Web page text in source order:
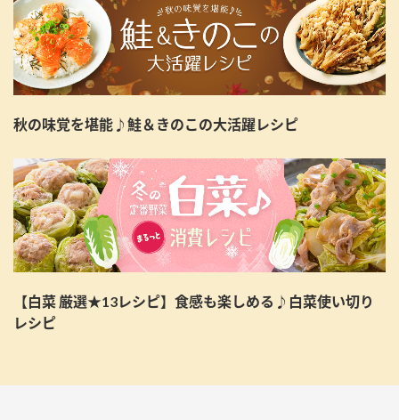
秋の味覚を堪能♪鮭＆きのこの大活躍レシピ
【白菜 厳選★13レシピ】食感も楽しめる♪白菜使い切り
レシピ